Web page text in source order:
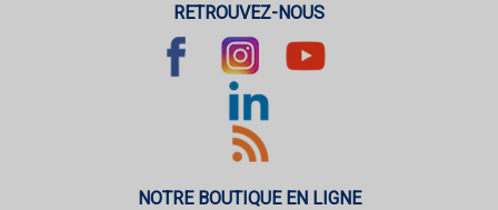
RETROUVEZ-NOUS
NOTRE BOUTIQUE EN LIGNE